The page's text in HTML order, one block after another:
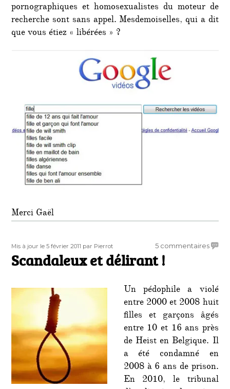
pornographiques et homosexualistes du moteur de
recherche sont sans appel. Mesdemoiselles, qui a dit
que vous étiez « libérées » ?
Merci Gaël
Publié
le
Mis à jour le 5 février 2011 Auteur
par Pierrot 5 commentairessur
!
Scandaleux et délirant !
Un pédophile a violé
entre 2000 et 2008 huit
filles et garçons âgés
entre 10 et 16 ans près
de Heist en Belgique. Il
a été condamné en
2008 à 6 ans de prison.
En 2010, le tribunal